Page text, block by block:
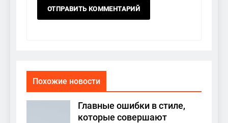
Похожие новости
Главные ошибки в стиле,
которые совершают